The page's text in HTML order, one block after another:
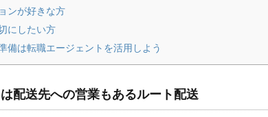
ンが好きな方
にしたい方
備は転職エージェントを活用しよう
配送先への営業もあるルート配送